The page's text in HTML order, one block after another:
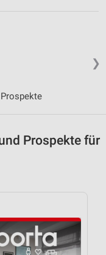
❯
Prospekte für